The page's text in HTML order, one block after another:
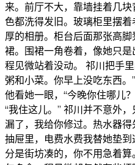
来。前厅不大，靠墙挂着几
色都洗得发旧。玻璃柜里摆
厚的相册。柜台后面那张高
裙。围裙一角卷着，像她只是
程见微站着没动。 祁川把手
粥和小菜。你早上没吃东西。
他看她一眼，“今晚你住哪儿
“我住这儿。” 祁川并不意外
漏了，我给你修过。热水器
抽屉里，电费水费我替她垫
分是街坊凑的，你不用急着